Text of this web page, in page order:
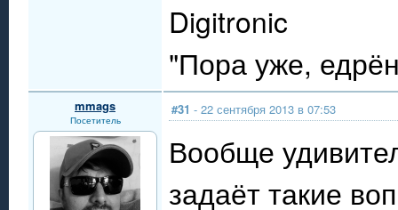
Digitronic
"Пора уже,
mmags
Посетитель
#31 - 22 сентября 2013 в 07:53
Вообще
задаёт такие